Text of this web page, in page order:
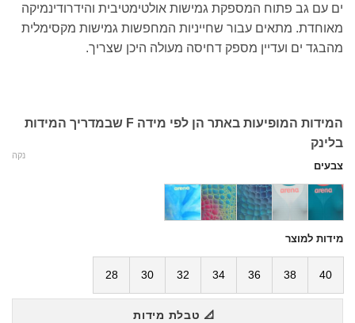
ים עם גב פתוח המספקת גמישות אולטימטיבית והידרודינמיקה
מאוחדת. מתאים עבור שחייניות המחפשות גמישות מקסימלית
מהבגד ים ועדיין מספק דחיסה מעולה היכן שצריך.
המידות המופיעות באתר הן לפי מידה F שבמדריך המידות
בלינק
צבעים
מידות למוצר
40
38
36
34
32
30
28
נקה
📐 טבלת מידות